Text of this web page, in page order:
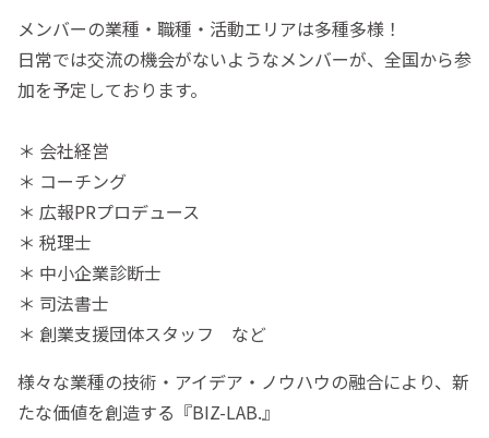
メンバーの業種・職種・活動エリアは多種多様！
日常では交流の機会がないようなメンバーが、全国から参
加を予定しております。
＊ 会社経営
＊ コーチング
＊ 広報PRプロデュース
＊ 税理士
＊ 中小企業診断士
＊ 司法書士
＊ 創業支援団体スタッフ など
様々な業種の技術・アイデア・ノウハウの融合により、新
たな価値を創造する『BIZ-LAB.』